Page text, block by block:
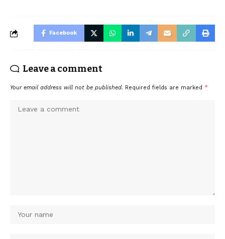
Facebook
Leave a comment
Your email address will not be published. Required fields are marked *